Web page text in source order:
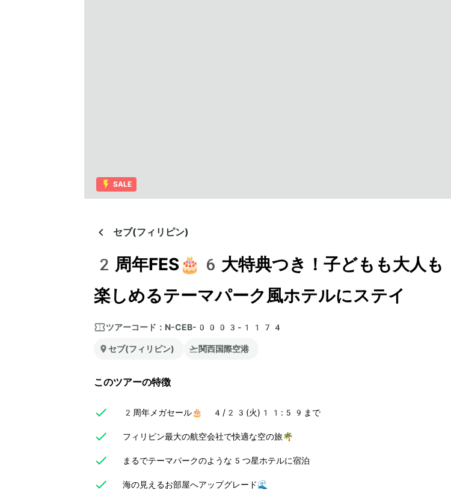
SALE
セブ(フィリピン)
2周年FES🎂6大特典つき！子どもも大人も
楽しめるテーマパーク風ホテルにステイ
ツアーコード： N-CEB-0003-1174
セブ(フィリピン) 関西国際空港
このツアーの特徴
2周年メガセール🎂 4/23(火)11:59まで
フィリピン最大の航空会社で快適な空の旅🌴
まるでテーマパークのような5つ星ホテルに宿泊
海の見えるお部屋へアップグレード🌊